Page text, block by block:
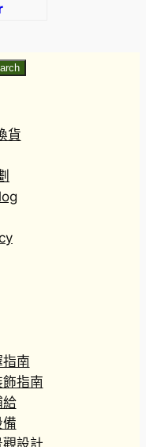
貨
南
指南
給
設計